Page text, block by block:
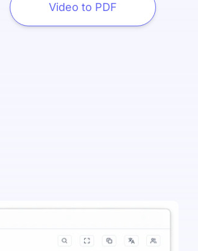
Video to PDF